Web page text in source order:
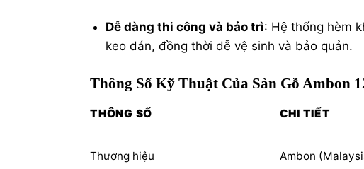
Dễ dàng thi công và bảo trì: Hệ thống hèm
keo dán, đồng thời dễ vệ sinh và bảo quản.
Thông Số Kỹ Thuật Của Sàn Gỗ Ambon
THÔNG SỐ CHI TIẾT
Thương hiệu Ambon